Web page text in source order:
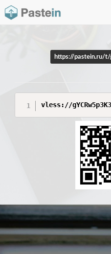
https://pastein.ru/t/
vless://